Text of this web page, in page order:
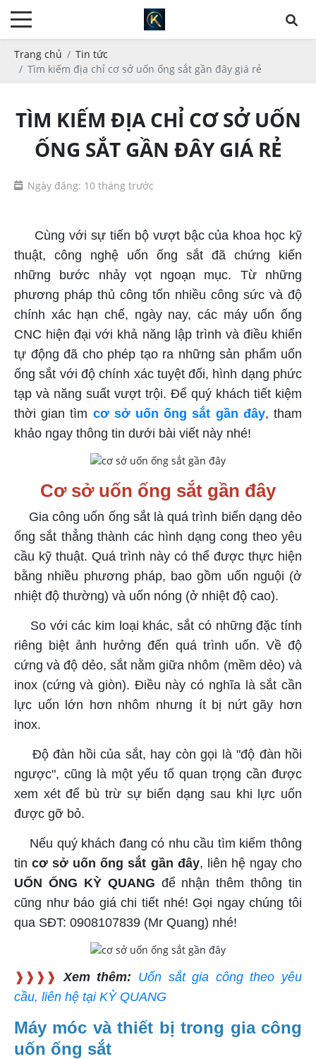
Trang chủ
Tin tức
Tìm kiếm địa chỉ cơ sở uốn ống sắt gần đây giá rẻ
TÌM KIẾM ĐỊA CHỈ CƠ SỞ UỐN
ỐNG SẮT GẦN ĐÂY GIÁ RẺ
Ngày đăng: 10 tháng trước
Cùng với sự tiến bộ vượt bậc của khoa học kỹ
thuật, công nghệ uốn ống sắt đã chứng kiến
những bước nhảy vọt ngoạn mục. Từ những
phương pháp thủ công tốn nhiều công sức và độ
chính xác hạn chế, ngày nay, các máy uốn ống
CNC hiện đại với khả năng lập trình và điều khiển
tự động đã cho phép tạo ra những sản phẩm uốn
ống sắt với độ chính xác tuyệt đối, hình dạng phức
tạp và năng suất vượt trội. Để quý khách tiết kiệm
thời gian tìm cơ sở uốn ống sắt gần đây, tham
khảo ngay thông tin dưới bài viết này nhé!
Cơ sở uốn ống sắt gần đây
Gia công uốn ống sắt là quá trình biến dạng dẻo
ống sắt thẳng thành các hình dạng cong theo yêu
cầu kỹ thuật. Quá trình này có thể được thực hiện
bằng nhiều phương pháp, bao gồm uốn nguội (ở
nhiệt độ thường) và uốn nóng (ở nhiệt độ cao).
So với các kim loại khác, sắt có những đặc tính
riêng biệt ảnh hưởng đến quá trình uốn. Về độ
cứng và độ dẻo, sắt nằm giữa nhôm (mềm dẻo) và
inox (cứng và giòn). Điều này có nghĩa là sắt cần
lực uốn lớn hơn nhôm nhưng ít bị nứt gãy hơn
inox.
Độ đàn hồi của sắt, hay còn gọi là "độ đàn hồi
ngược", cũng là một yếu tố quan trọng cần được
xem xét để bù trừ sự biến dạng sau khi lực uốn
được gỡ bỏ.
Nếu quý khách đang có nhu cầu tìm kiếm thông
tincơ sở uốn ống sắt gần đây, liên hệ ngay cho
UỐN ỐNG KỲ QUANG để nhận thêm thông tin
cũng như báo giá chi tiết nhé! Gọi ngay chúng tôi
qua SĐT: 0908107839 (Mr Quang) nhé!
❱❱❱❱ Xem thêm: Uốn sắt gia công theo yêu
cầu, liên hệ tại KỲ QUANG
Máy móc và thiết bị trong gia công
uốn ống sắt